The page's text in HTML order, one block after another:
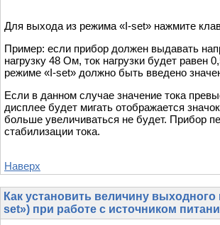
Для выхода из режима «I-set» нажмите
Пример: если прибор должен выдавать
нагрузку 48 Ом, ток нагрузки будет равен
режиме «I-set» должно быть введено
Если в данном случае значение тока
дисплее будет мигать отображается
больше увеличиваться не будет. Прибор
стабилизации тока.
Наверх
Как установить величину выходного
set») при работе с источником